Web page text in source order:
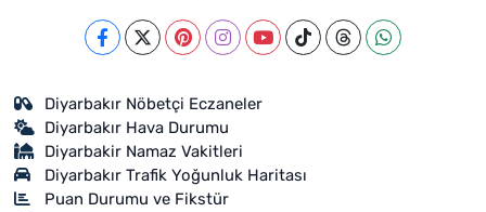
Diyarbakır Nöbetçi Eczaneler
Diyarbakır Hava Durumu
Diyarbakir Namaz Vakitleri
Diyarbakır Trafik Yoğunluk Haritası
Puan Durumu ve Fikstür